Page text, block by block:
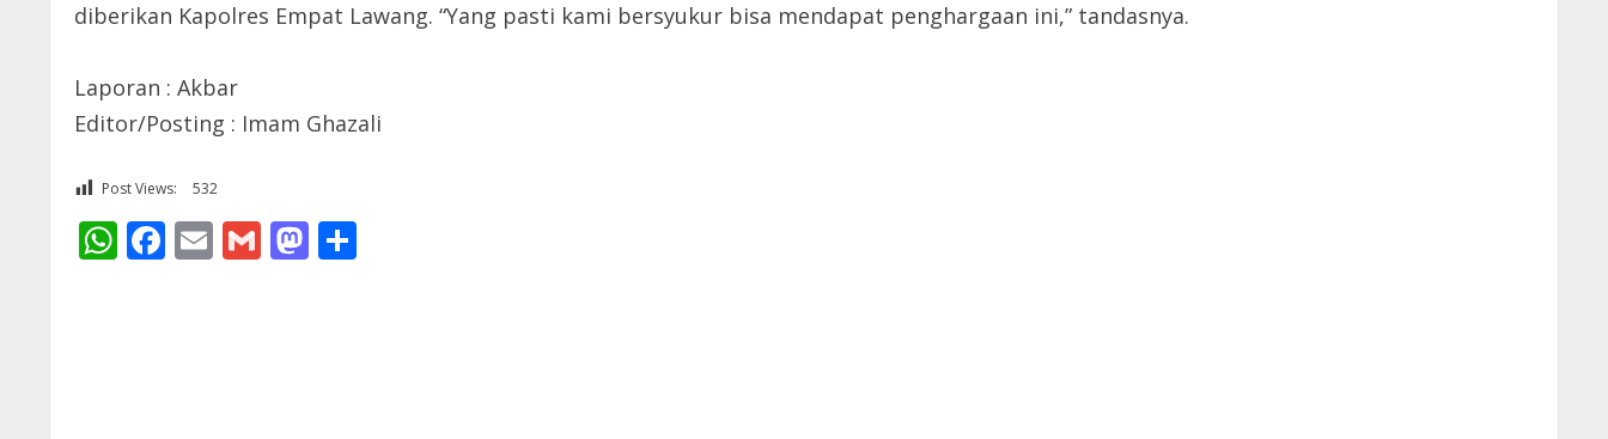
diberikan Kapolres Empat Lawang. “Yang pasti kami bersyukur bisa mendapat penghargaan ini,” tandasnya.
Laporan : Akbar
Editor/Posting : Imam Ghazali
Post Views: 532
WhatsApp
Facebook
EmailGmailMastodon